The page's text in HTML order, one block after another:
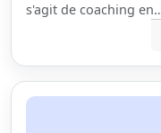
s'agit de coaching